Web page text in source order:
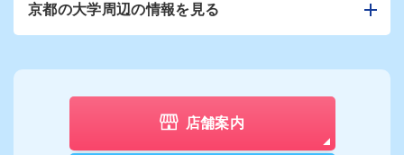
京都の大学周辺の情報を見る
店舗案内